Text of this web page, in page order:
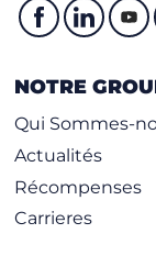
NOTRE
Qui Sommes-
Actualités
Récompenses
Carrieres